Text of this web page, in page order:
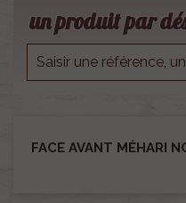
un produit par
FACE AVANT MÉHARI